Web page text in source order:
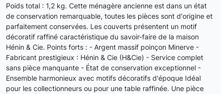
Poids total : 1,2 kg. Cette ménagère ancienne est dans un état
de conservation remarquable, toutes les pièces sont d'origine et
parfaitement conservées. Les couverts présentent un motif
décoratif raffiné caractéristique du savoir-faire de la maison
Hénin & Cie. Points forts : - Argent massif poinçon Minerve -
Fabricant prestigieux : Hénin & Cie (H&Cie) - Service complet
sans pièce manquante - État de conservation exceptionnel -
Ensemble harmonieux avec motifs décoratifs d'époque Idéal
pour les collectionneurs ou pour une table raffinée. Une pièce